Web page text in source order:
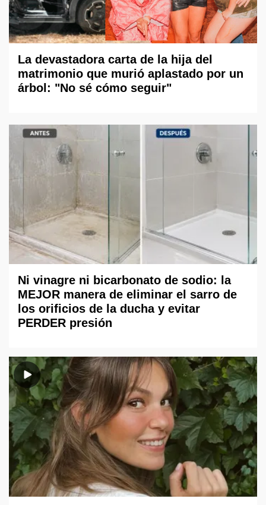
La devastadora carta de la hija del
matrimonio que murió aplastado por un
árbol: "No sé cómo seguir"
Ni vinagre ni bicarbonato de sodio: la
MEJOR manera de eliminar el sarro de
los orificios de la ducha y evitar
PERDER presión